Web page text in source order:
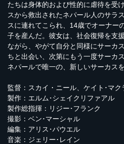
たちは身体的および性的に虐待を受
スから救出されたネパール人のサラ
スに連れてこられ、14歳でオーナー
子を産んだ。彼女は、社会復帰を支
ながら、やがて自分と同様にサーカ
ちと出会い、次第にもう一度サーカ
ネパールで唯一の、新しいサーカス
監督：スカイ・ニール、ケイト･マク
製作：エルム･シェイクリファアル
製作総指揮：リジー･フランク
撮影：ベン･マーシャル
編集：アリス･パウエル
音楽：ジェリー･レイン